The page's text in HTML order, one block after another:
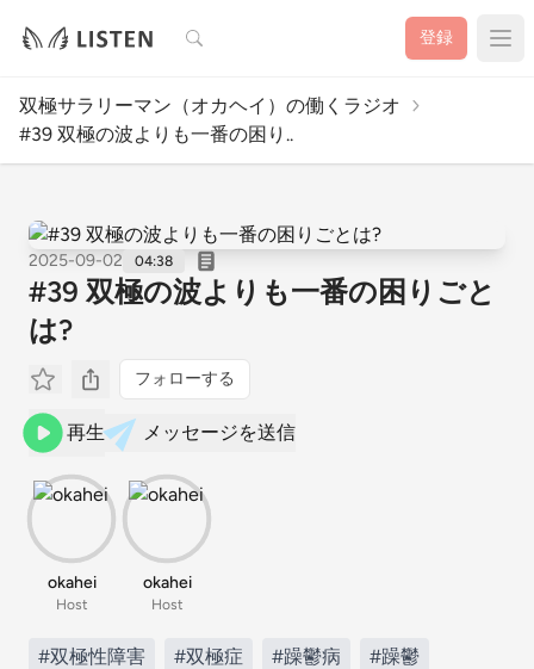
検索 登録
双極サラリーマン（オカヘイ）の働くラジオ
#39 双極の波よりも一番の困り..
2025-09-02 04:38
#39 双極の波よりも一番の困りごと
は?
フォローする
再生 メッセージを送信
okahei
Host
okahei
Host
#双極性障害 #双極症 #躁鬱病 #躁鬱